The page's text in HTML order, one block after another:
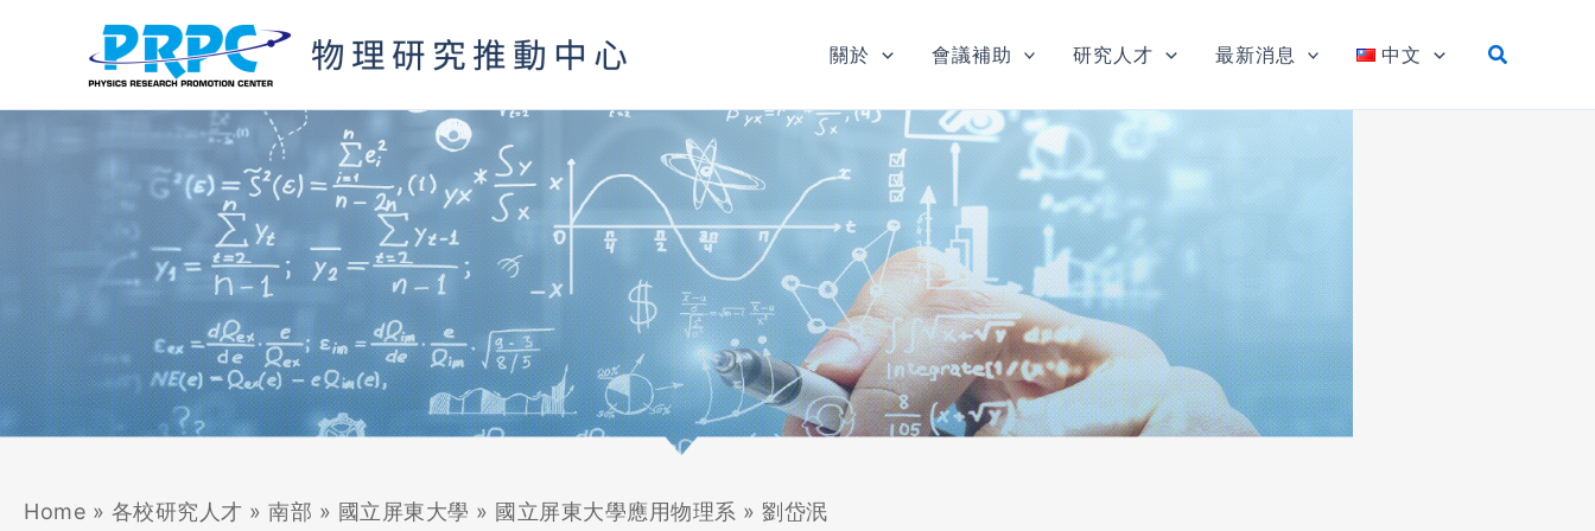
內
容
關於 會議補助 研究人才 最新消息 中文
Home » 各校研究人才 » 南部 » 國立屏東大學 » 國立屏東大學應用物理系 » 劉岱泯